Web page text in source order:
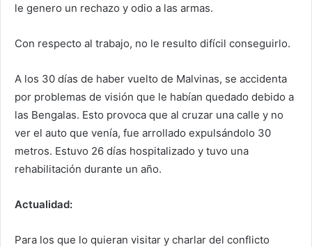
le genero un rechazo y odio a las armas.
Con respecto al trabajo, no le resulto difícil conseguirlo.
A los 30 días de haber vuelto de Malvinas, se accidenta
por problemas de visión que le habían quedado debido a
las Bengalas. Esto provoca que al cruzar una calle y no
ver el auto que venía, fue arrollado expulsándolo 30
metros. Estuvo 26 días hospitalizado y tuvo una
rehabilitación durante un año.
Actualidad:
Para los que lo quieran visitar y charlar del conflicto